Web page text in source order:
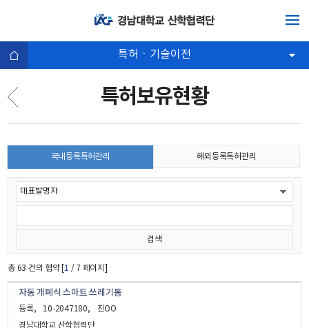
특허ㆍ기술이전
특허보유현황
국내등록특허관리 해외등록특허관리
총 63 건의 협약 [ 1 / 7 페이지]
자동 개폐식 스마트 쓰레기통
등록 10-2047180
진OO
경남대학교 산학협력단